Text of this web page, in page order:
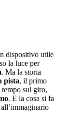
dispositivo utile
la luce per
. Ma la storia
pista, il primo
tempo sul giro,
. E la cosa si fa